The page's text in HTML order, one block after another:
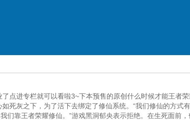
点进专栏就可以看啦3~下本预售的原创什么时候才能王者
死灰之下，为了活下去绑定了修仙系统。“我们修仙的方式
们靠王者荣耀修仙。”游戏黑洞郁央表示拒绝。在生死面前